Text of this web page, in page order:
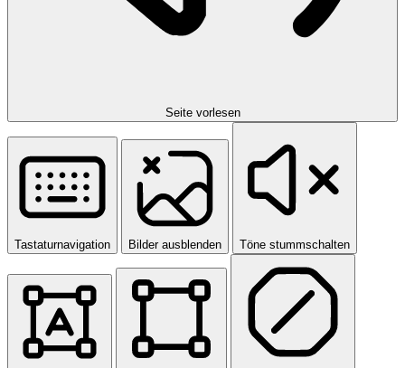
Seite vorlesen
Tastaturnavigation Bilder ausblenden Töne stummschalten